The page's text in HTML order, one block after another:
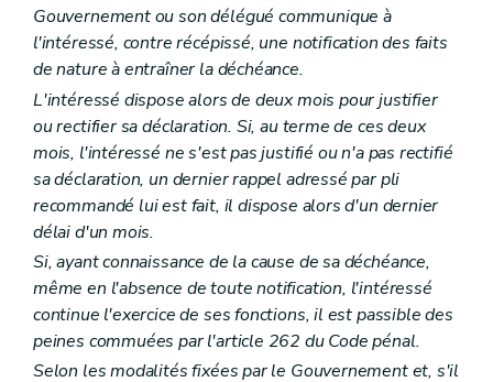
Art. L1551-2
Art. L1551-3
Titre VI Publicité de l'administration
Chapitre unique
Art. L1561-1
Art. L1561-2
Art. L1561-3
Art. L1561-4
Art. L1561-5
Art. L1561-6
Art. L1561-7
Art. L1561-8
Art. L1561-9
Art. L1561-10
Art. L1561-11
Art. L1561-12
Art. L1561-13
Partie DEUXIEME LA SUPRACOMMUNALITE
Gouvernement ou son délégué communique à
l'intéressé, contre récépissé, une notification des faits
de nature à entraîner la déchéance.
L'intéressé dispose alors de deux mois pour justifier
ou rectifier sa déclaration. Si, au terme de ces deux
mois, l'intéressé ne s'est pas justifié ou n'a pas rectifié
sa déclaration, un dernier rappel adressé par pli
recommandé lui est fait, il dispose alors d'un dernier
délai d'un mois.
Si, ayant connaissance de la cause de sa déchéance,
même en l'absence de toute notification, l'intéressé
continue l'exercice de ses fonctions, il est passible des
peines commuées par l'article 262 du Code pénal.
Selon les modalités fixées par le Gouvernement et, s'il